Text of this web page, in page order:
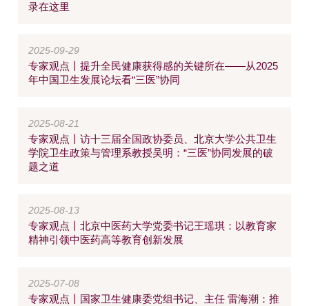
录在这里
2025-09-29
专家观点丨提升全民健康获得感的关键所在——从2025
年中国卫生发展论坛看“三医”协同
2025-08-21
专家观点丨访十三届全国政协委员、北京大学公共卫生
学院卫生政策与管理系教授吴明：“三医”协同发展的破
题之道
2025-08-13
专家观点丨北京中医药大学党委书记王瑶琪：以教育家
精神引领中医药高等教育创新发展
2025-07-08
专家观点丨国家卫生健康委党组书记、主任 雷海潮：推